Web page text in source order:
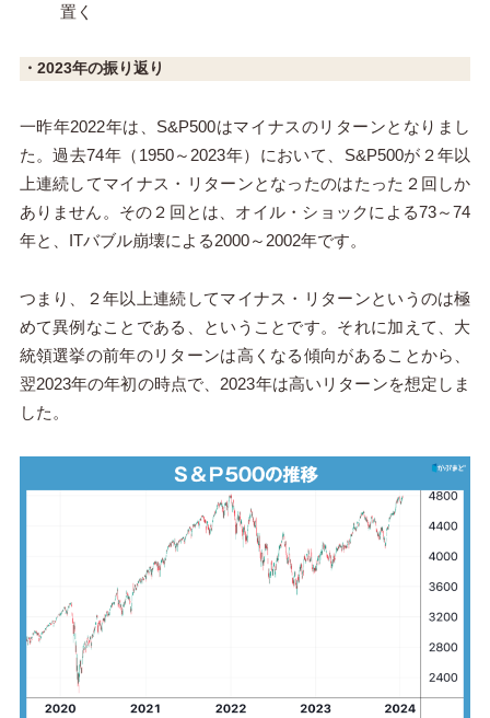
置く
・2023年の振り返り
一昨年2022年は、S&P500はマイナスのリターンとなりまし
た。過去74年（1950～2023年）において、S&P500が２年以
上連続してマイナス・リターンとなったのはたった２回しか
ありません。その２回とは、オイル・ショックによる73～74
年と、ITバブル崩壊による2000～2002年です。
つまり、２年以上連続してマイナス・リターンというのは極
めて異例なことである、ということです。それに加えて、大
統領選挙の前年のリターンは高くなる傾向があることから、
翌2023年の年初の時点で、2023年は高いリターンを想定しま
した。